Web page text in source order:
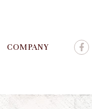
COMPANY